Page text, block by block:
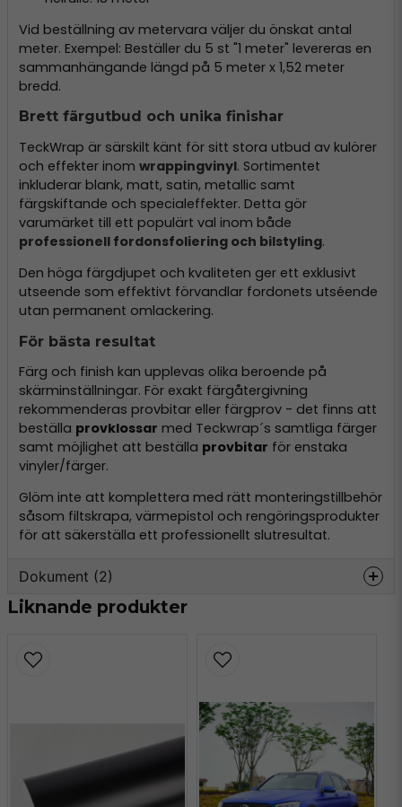
Vid beställning av metervara väljer du önskat antal
meter. Exempel: Beställer du 5 st "1 meter" levereras en
sammanhängande längd på 5 meter x 1,52 meter
bredd.
Brett färgutbud och unika finishar
TeckWrap är särskilt känt för sitt stora utbud av kulörer
och effekter inom wrappingvinyl. Sortimentet
inkluderar blank, matt, satin, metallic samt
färgskiftande och specialeffekter. Detta gör
varumärket till ett populärt val inom både
professionell fordonsfoliering och bilstyling.
Den höga färgdjupet och kvaliteten ger ett exklusivt
utseende som effektivt förvandlar fordonets utséende
utan permanent omlackering.
För bästa resultat
Färg och finish kan upplevas olika beroende på
skärminställningar. För exakt färgåtergivning
rekommenderas provbitar eller färgprov - det finns att
beställa provklossar med Teckwrap´s samtliga färger
samt möjlighet att beställa provbitar för enstaka
vinyler/färger.
Glöm inte att komplettera med rätt monteringstillbehör
såsom filtskrapa, värmepistol och rengöringsprodukter
för att säkerställa ett professionellt slutresultat.
Dokument (2)
teckwrap-datasheet.pdf
e34d3488-8867-4a9b-aecf-
Liknande produkter